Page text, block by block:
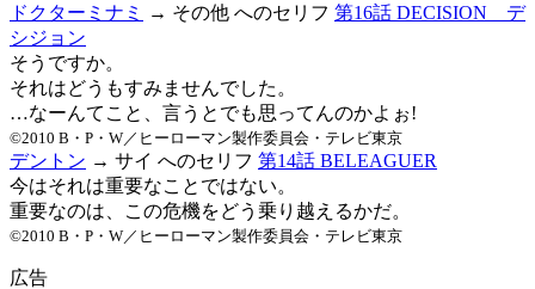
ドクターミナミ → その他 へのセリフ 第16話 DECISION デ
シジョン
そうですか。
それはどうもすみませんでした。
…なーんてこと、言うとでも思ってんのかよぉ!
©2010 B・P・W／ヒーローマン製作委員会・テレビ東京
デントン → サイ へのセリフ 第14話 BELEAGUER
今はそれは重要なことではない。
重要なのは、この危機をどう乗り越えるかだ。
©2010 B・P・W／ヒーローマン製作委員会・テレビ東京
広告